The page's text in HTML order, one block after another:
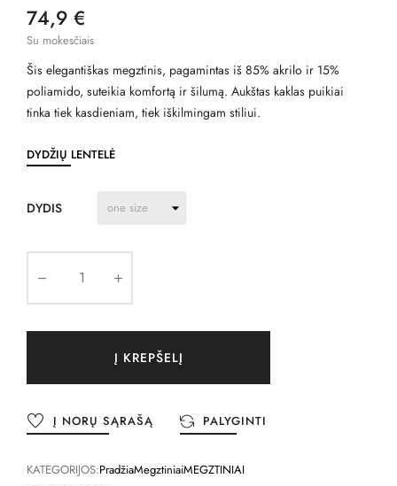
74,9 €
Su mokesčiais
Šis elegantiškas megztinis, pagamintas iš 85% akrilo ir 15%
poliamido, suteikia komfortą ir šilumą. Aukštas kaklas puikiai
tinka tiek kasdieniam, tiek iškilmingam stiliui.
DYDŽIŲ LENTELĖ
DYDIS
Į KREPŠELĮ
Į NORŲ SĄRAŠĄ PALYGINTI
KATEGORIJOS:PradžiaMegztiniaiMEGZTINIAI